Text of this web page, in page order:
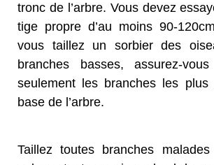
tronc de l’arbre. Vous devez
tige propre d’au moins 90-
vous taillez un sorbier des
branches basses, assurez-
seulement les branches les
base de l’arbre.
Taillez toutes branches